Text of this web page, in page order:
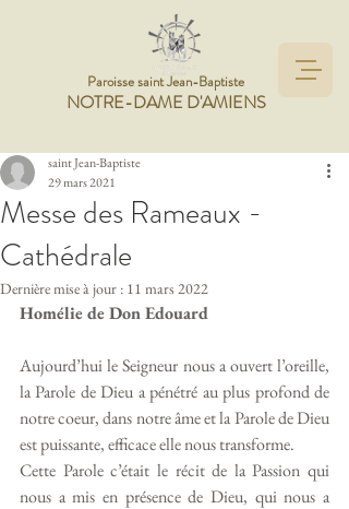
NOTRE-DAME D'AMIENS
Paroisse saint Jean-Baptiste
Messe des Rameaux -
Cathédrale
saint Jean-Baptiste
29 mars 2021
Dernière mise à jour : 11 mars 2022
Homélie de Don Edouard
Aujourd’hui le Seigneur nous a ouvert l’oreille,
la Parole de Dieu a pénétré au plus profond de
notre coeur, dans notre âme et la Parole de Dieu
est puissante, efficace elle nous transforme.
Cette Parole c’était le récit de la Passion qui
nous a mis en présence de Dieu, qui nous a